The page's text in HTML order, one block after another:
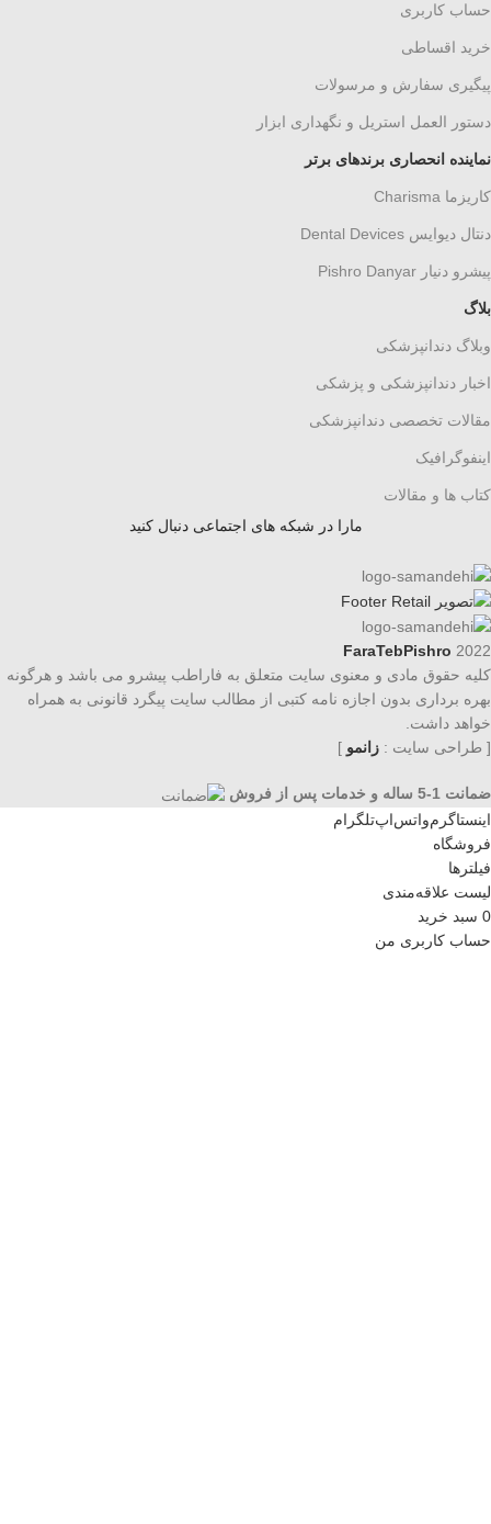
حساب کاربری
خرید اقساطی
پیگیری سفارش و مرسولات
دستور العمل استریل و نگهداری ابزار
نماینده انحصاری برندهای برتر
کاریزما Charisma
دنتال دیوایس Dental Devices
پیشرو دنیار Pishro Danyar
بلاگ
وبلاگ دندانپزشکی
اخبار دندانپزشکی و پزشکی
مقالات تخصصی دندانپزشکی
اینفوگرافیک
کتاب ها و مقالات
مارا در شبکه های اجتماعی دنبال کنید
FaraTebPishro 2022
کلیه حقوق مادی و معنوی سایت متعلق به فاراطب پیشرو می باشد و هرگونه
بهره برداری بدون اجازه نامه کتبی از مطالب سایت پیگرد قانونی به همراه
خواهد داشت.
[ طراحی سایت : زانمو ]
ضمانت 1-5 ساله و خدمات پس از فروش
اینستاگرمواتس‌اپتلگرام
فروشگاه
فیلترها
لیست علاقه‌مندی
0 سبد خرید
حساب کاربری من